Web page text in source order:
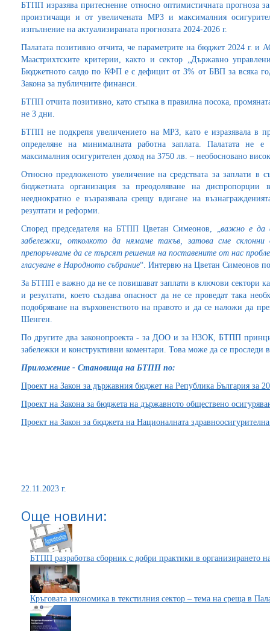
БТПП изразява притеснение относно оптимистичната прогноза
произтичащи и от увеличената МРЗ и максималния
изпълнение на актуализираната прогнозата 2024-2026 г.
Палатата позитивно отчита, че параметрите на бюджет 2024 г. и
Маастрихтските критерии, както и сектор „Държавно
Бюджетното салдо по КФП е с дефицит от 3% от БВП за всяка
Закона за публичните финанси.
БТПП отчита позитивно, като стъпка в правилна посока,
не 3 дни.
БТПП не подкрепя увеличението на МРЗ, като е изразявала в
определяне на минималната работна заплата. Палатата не
максималния осигурителен доход на 3750 лв. – необосновано
Относно предложеното увеличение на средствата за заплати в
бюджетната организация за преодоляване на
нееднократно е възразявала срещу вдигане на
резултати и реформи.
Според председателя на БТПП Цветан Симеонов, „важно е да
забележки, отколкото да нямаме такъв, затова сме
препоръчваме да се търсят решения на поставените от нас
гласуване в Народното събрание“. Интервю на Цветан Симеонов
За БТПП е важно да не се повишават заплати в ключови сектори
и резултати, което създава опасност да не се проведат така
подобряване на върховенството на правото и да се наложи да
Шенген.
По другите два законопроекта - за ДОО и за НЗОК, БТПП
забележки и конструктивни коментари. Това може да се
Приложение - Становища на БТПП по:
Проект на Закон за държавния бюджет на Република България за
Проект на Закона за бюджета на държавното обществено
Проект на Закон за бюджета на Националната здравноосигурителна
22.11.2023 г.
Още новини:
БТПП разработва сборник с добри практики в организирането
Кръговата икономика в текстилния сектор – тема на среща в